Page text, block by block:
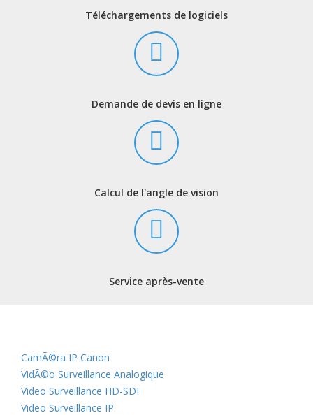
Téléchargements de logiciels
Demande de devis en ligne
Calcul de l'angle de vision
Service après-vente
CamÃ©ra IP Canon
VidÃ©o Surveillance Analogique
Video Surveillance HD-SDI
Video Surveillance IP